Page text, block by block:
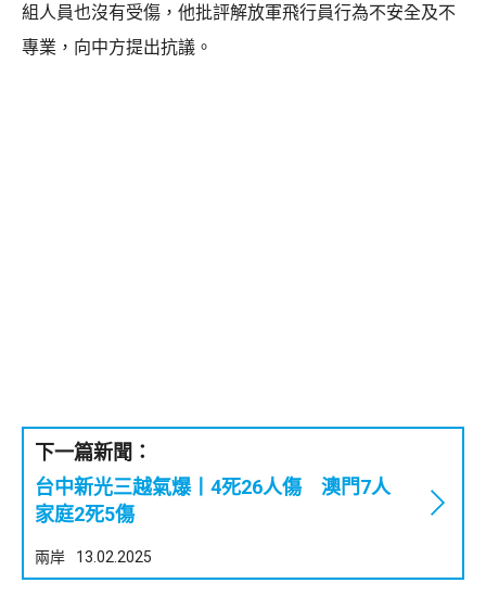
組人員也沒有受傷，他批評解放軍飛行員行為不安全及不
專業，向中方提出抗議。
下一篇新聞：
台中新光三越氣爆丨4死26人傷 澳門7人
家庭2死5傷
兩岸 13.02.2025